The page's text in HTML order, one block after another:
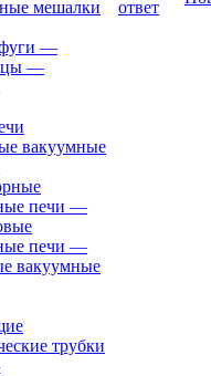
мешалки
—
—
вакуумные
печи —
печи —
вакуумные
трубки
ответ